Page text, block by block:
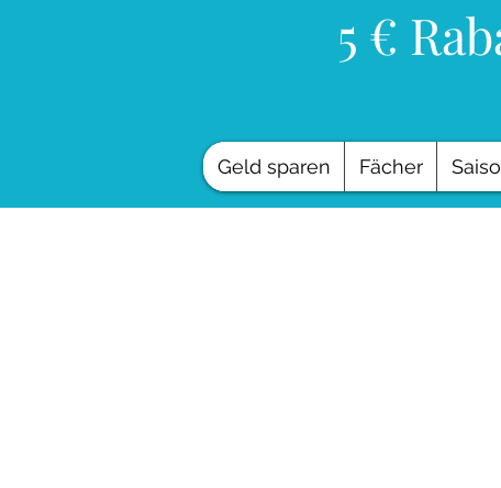
5 €
Geld sparen Fächer